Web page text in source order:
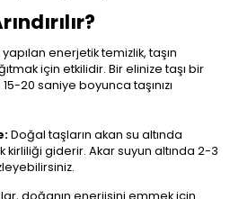
enerjetik temizlik, taşın
için etkilidir. Bir elinize taşı bir
20 saniye boyunca taşınızı
Doğal taşların akan su altında
kirliliği giderir. Akar suyun altında 2-3
doğanın enerjisini emmek için